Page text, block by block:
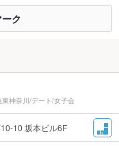
ク
神奈川/デート/女子会
10 坂本ビル6F